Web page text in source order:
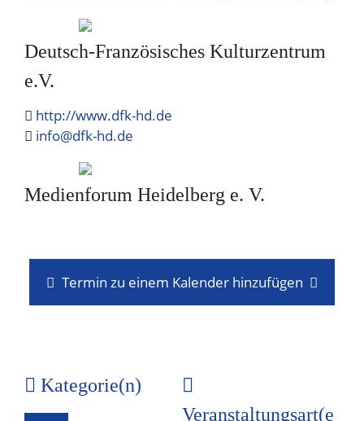
Deutsch-Französisches Kulturzentrum
e.V.
http://www.dfk-hd.de
info@dfk-hd.de
Medienforum Heidelberg e. V.
Termin zu einem Kalender hinzufügen
Kategorie(n)
Veranstaltungsart(e